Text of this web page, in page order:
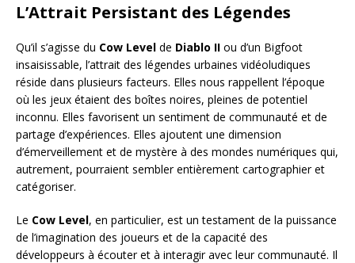
L’Attrait Persistant des Légendes
Qu’il s’agisse du Cow Level de Diablo II ou d’un Bigfoot
insaisissable, l’attrait des légendes urbaines vidéoludiques
réside dans plusieurs facteurs. Elles nous rappellent l’époque
où les jeux étaient des boîtes noires, pleines de potentiel
inconnu. Elles favorisent un sentiment de communauté et de
partage d’expériences. Elles ajoutent une dimension
d’émerveillement et de mystère à des mondes numériques qui,
autrement, pourraient sembler entièrement cartographier et
catégoriser.
Le Cow Level, en particulier, est un testament de la puissance
de l’imagination des joueurs et de la capacité des
développeurs à écouter et à interagir avec leur communauté. Il